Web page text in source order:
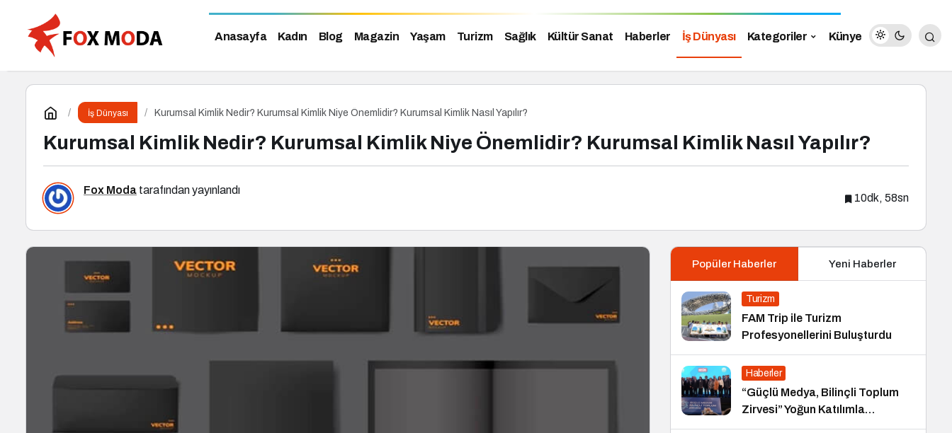
Anasayfa Kadın Blog Magazin Yaşam Turizm Sağlık Kültür Sanat Haberler İş Dünyası Kategoriler Künye
İş Dünyası Kurumsal Kimlik Nedir? Kurumsal Kimlik Niye Önemlidir? Kurumsal Kimlik Nasıl Yapılır?
Kurumsal Kimlik Nedir? Kurumsal Kimlik Niye Önemlidir? Kurumsal Kimlik Nasıl Yapılır?
Fox Moda tarafından yayınlandı
10dk, 58sn
Popüler Haberler Yeni Haberler
Turizm
FAM Trip ile Turizm
Profesyonellerini Buluşturdu
Haberler
“Güçlü Medya, Bilinçli Toplum
Zirvesi” Yoğun Katılımla
Gerçekleşti